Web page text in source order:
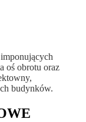
oś obrotu oraz
budynków.